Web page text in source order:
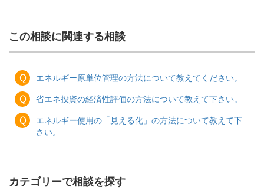
この相談に関連する相談
Ｑ エネルギー原単位管理の方法について教えてください。
Ｑ 省エネ投資の経済性評価の方法について教えて下さい。
Ｑ
エネルギー使用の「見える化」の方法について教えて下
さい。
カテゴリーで相談を探す